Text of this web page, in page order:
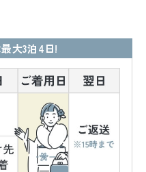
大3泊4日!